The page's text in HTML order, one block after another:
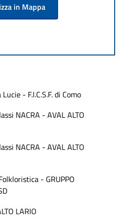
in Mappa
- F.I.C.S.F. di Como
NACRA - AVAL ALTO
NACRA - AVAL ALTO
- GRUPPO
LARIO